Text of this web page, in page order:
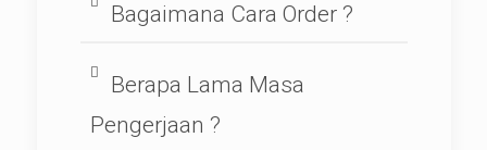
Bagaimana Cara Order ?
Berapa Lama Masa
Pengerjaan ?